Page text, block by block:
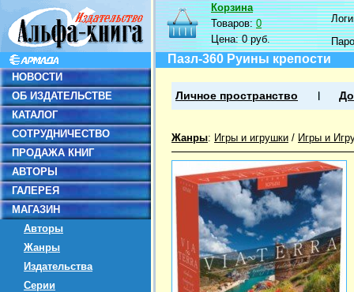
НОВОСТИ
ОБ ИЗДАТЕЛЬСТВЕ
КАТАЛОГ
СОТРУДНИЧЕСТВО
ПРОДАЖА КНИГ
АВТОРЫ
ГАЛЕРЕЯ
МАГАЗИН
Авторы
Жанры
Издательства
Серии
Корзина
Товаров:0
Цена:0 руб.
Пазл-360 Руины крепости
Личное пространство
Жанры: Игры и игрушки / Игры и